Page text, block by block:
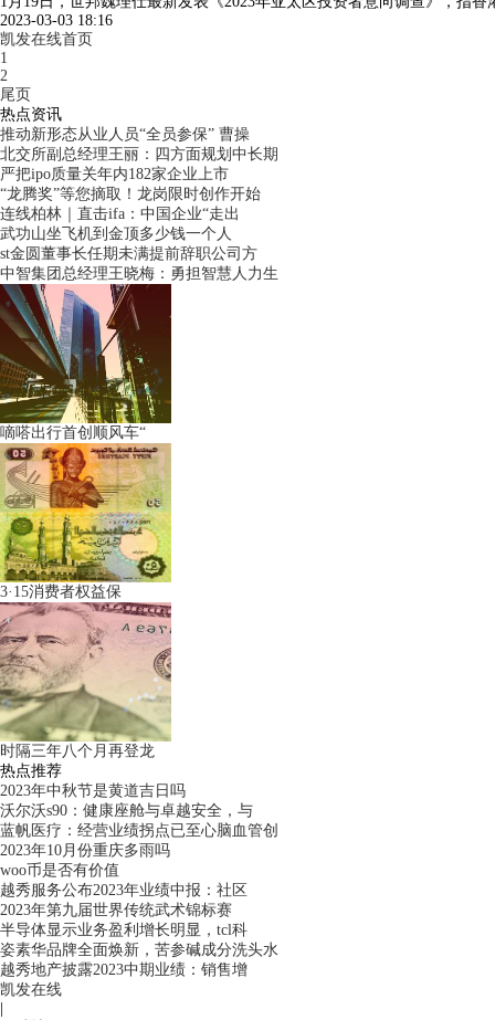
2023-03-03 18:16
凯发在线首页
1
2
尾页
热点资讯
推动新形态从业人员“全员参保” 曹操
北交所副总经理王丽：四方面规划中长期
严把ipo质量关年内182家企业上市
“龙腾奖”等您摘取！龙岗限时创作开始
连线柏林｜直击ifa：中国企业“走出
武功山坐飞机到金顶多少钱一个人
st金圆董事长任期未满提前辞职公司方
中智集团总经理王晓梅：勇担智慧人力生
嘀嗒出行首创顺风车“
3·15消费者权益保
时隔三年八个月再登龙
热点推荐
2023年中秋节是黄道吉日吗
沃尔沃s90：健康座舱与卓越安全，与
蓝帆医疗：经营业绩拐点已至心脑血管创
2023年10月份重庆多雨吗
woo币是否有价值
越秀服务公布2023年业绩中报：社区
2023年第九届世界传统武术锦标赛
半导体显示业务盈利增长明显，tcl科
姿素华品牌全面焕新，苦参碱成分洗头水
越秀地产披露2023中期业绩：销售增
凯发在线